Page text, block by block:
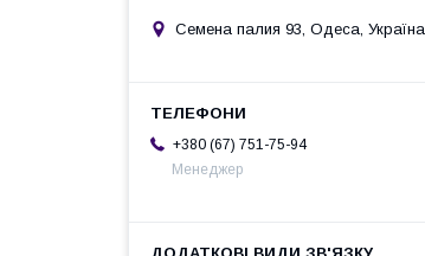
Семена палия 93, Одеса, Україна
+380 (67) 751-75-94
Менеджер